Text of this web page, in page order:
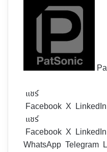
แชร์
Facebook X LinkedIn
แชร์
Facebook X LinkedIn
WhatsApp Telegram